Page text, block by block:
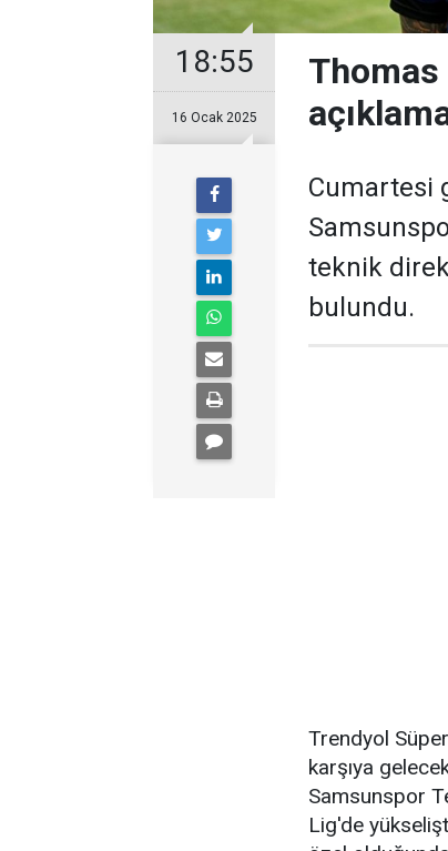
18:55
16 Ocak 2025
Thomas
Cumartesi
teknik
bulundu.
Trendyol
karşıya
Samsunspor
Lig'de